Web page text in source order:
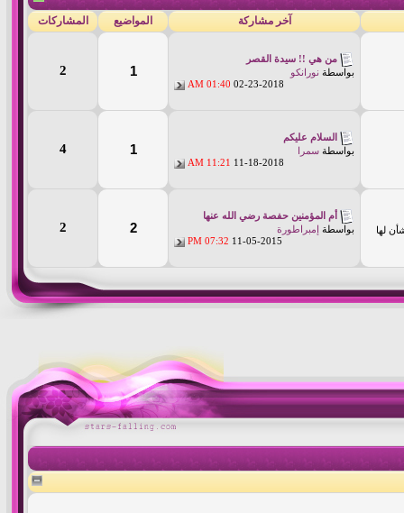
آخر مشاركة المواضيع المشاركات
من هي !! سيدة القصر
بواسطة نورانكو
02-23-2018
01:40 AM
1
2
السلام عليكم
بواسطة سمرا
11-18-2018
11:21 AM
1
4
لها
أم المؤمنين حفصة رضي الله عنها
بواسطة إمبراطورة
11-05-2015
07:32 PM
2
2